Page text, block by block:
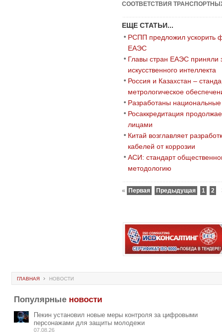
СООТВЕТСТВИЯ
ЕЩЕ СТАТЬИ...
РСПП предложил ускорить
ЕАЭС
Главы стран ЕАЭС приняли
искусственного интеллекта
Россия и Казахстан –
метрологическое
Разработаны
Росаккредитация
лицами
Китай возглавляет
кабелей от коррозии
АСИ: стандарт
методологию
« Первая Предыдущая 1 2
ГЛАВНАЯ НОВОСТИ
Популярные новости
Пекин установил новые меры контроля за цифровыми
персонажами для защиты молодежи
07.08.26